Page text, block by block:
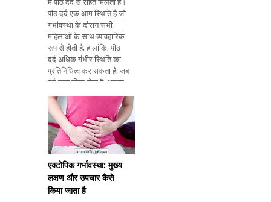
पीठ दर्द एक आम स्थिति है जो
गर्भावस्था के दौरान सभी
महिलाओं के साथ व्यावहारिक
रूप से होती है, हालांकि, पीठ
दर्द अधिक गंभीर स्थिति का
प्रतिनिधित्व कर सकता है, जब
दर्द बहुत तीव्र होता है, आराम
झुकाव की संवेदना होती है नितंब
या पैर।
एक्टोपिक गर्भावस्था: मुख्य
लक्षण और उपचार कैसे
किया जाता है